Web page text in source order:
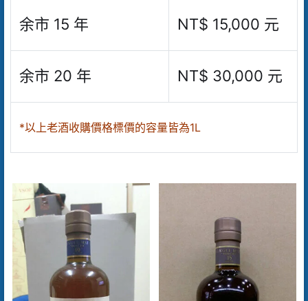
余市 15 年 NT$ 15,000 元
余市 20 年 NT$ 30,000 元
*以上老酒收購價格標價的容量皆為1L